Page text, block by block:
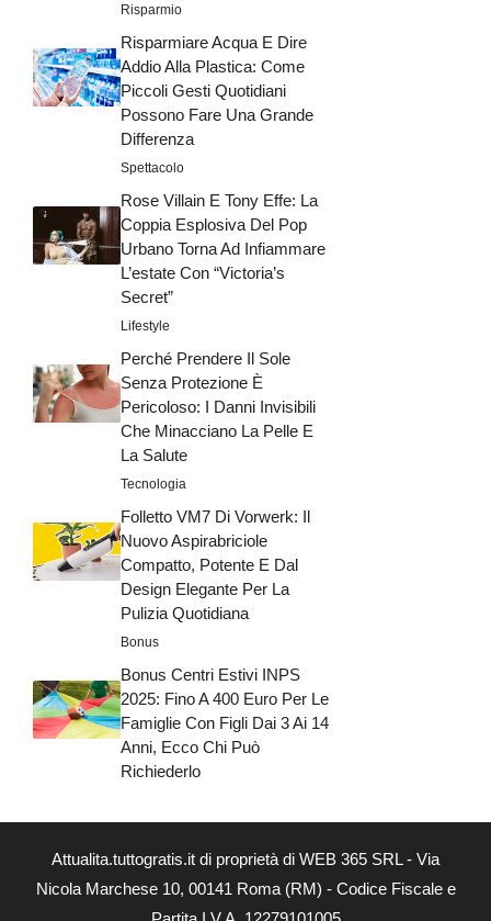
Risparmio
Risparmiare Acqua E Dire
Addio Alla Plastica: Come
Piccoli Gesti Quotidiani
Possono Fare Una Grande
Differenza
Spettacolo
Rose Villain E Tony Effe: La
Coppia Esplosiva Del Pop
Urbano Torna Ad Infiammare
L’estate Con “Victoria’s
Secret”
Lifestyle
Perché Prendere Il Sole
Senza Protezione È
Pericoloso: I Danni Invisibili
Che Minacciano La Pelle E
La Salute
Tecnologia
Folletto VM7 Di Vorwerk: Il
Nuovo Aspirabriciole
Compatto, Potente E Dal
Design Elegante Per La
Pulizia Quotidiana
Bonus
Bonus Centri Estivi INPS
2025: Fino A 400 Euro Per Le
Famiglie Con Figli Dai 3 Ai 14
Anni, Ecco Chi Può
Richiederlo
Attualita.tuttogratis.it di proprietà di WEB 365 SRL - Via
Nicola Marchese 10, 00141 Roma (RM) - Codice Fiscale e